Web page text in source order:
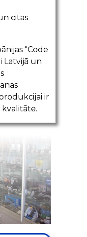
"Code
Latvijā un
ir
kvalitāte.
citas